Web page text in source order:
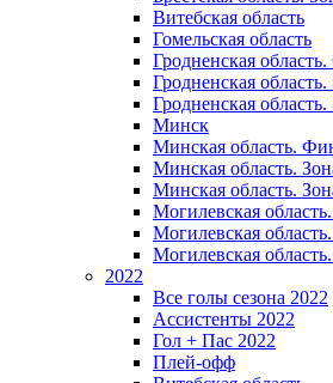
Витебская область
Гомельская область
Гродненская
Гродненская
Гродненская
Минск
Минская область.
Минская область.
Минская область.
Могилевская
Могилевская
Могилевская
2022
Все голы сезона 2022
Ассистенты 2022
Гол + Пас 2022
Плей-офф